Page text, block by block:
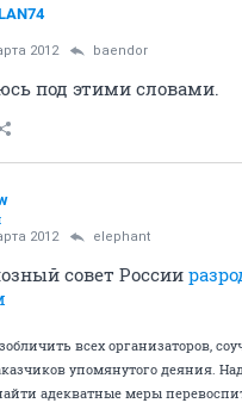
2012 baendor
под этими словами.
2012 elephant
совет России
всех организаторов,
упомянутого деяния.
адекватные меры